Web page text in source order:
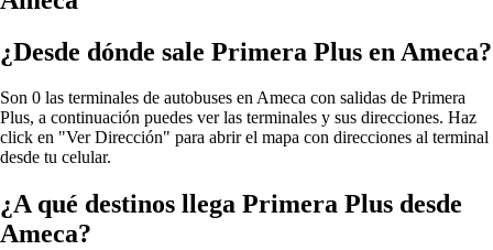
¿Desde dónde sale Primera Plus en Ameca?
Son 0 las terminales de autobuses en Ameca con salidas de Primera
Plus, a continuación puedes ver las terminales y sus direcciones. Haz
click en "Ver Dirección" para abrir el mapa con direcciones al terminal
desde tu celular.
¿A qué destinos llega Primera Plus desde
Ameca?